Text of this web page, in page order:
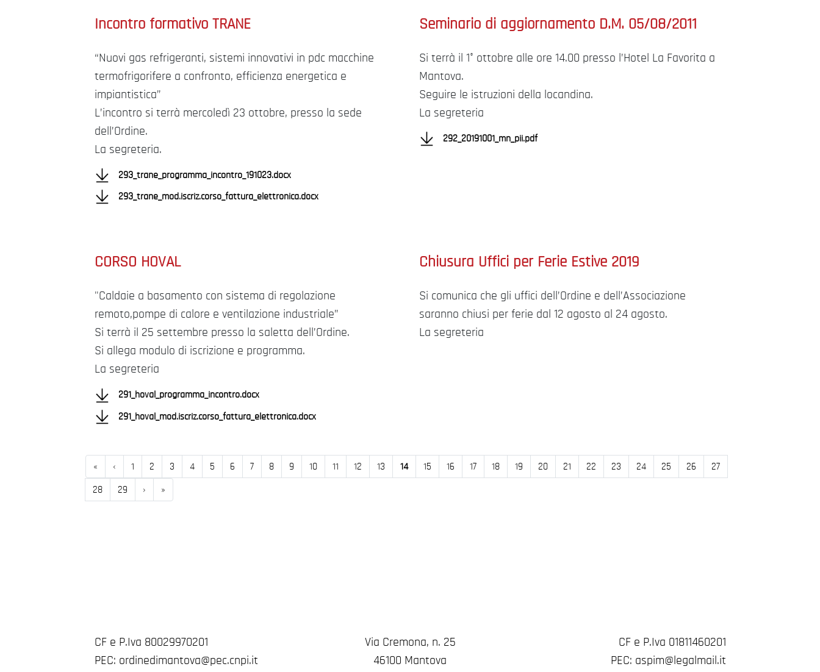
Incontro formativo TRANE
“Nuovi gas refrigeranti, sistemi innovativi in pdc macchine
termofrigorifere a confronto, efficienza energetica e
impiantistica”
L’incontro si terrà mercoledì 23 ottobre, presso la sede
dell’Ordine.
La segreteria.
293_trane_programma_incontro_191023.docx
293_trane_mod.iscriz.corso_fattura_elettronica.docx
Seminario di aggiornamento D.M. 05/08/2011
Si terrà il 1° ottobre alle ore 14.00 presso l’Hotel La Favorita a
Mantova.
Seguire le istruzioni della locandina.
La segreteria
292_20191001_mn_pii.pdf
CORSO HOVAL
"Caldaie a basamento con sistema di regolazione
remoto,pompe di calore e ventilazione industriale”
Si terrà il 25 settembre presso la saletta dell’Ordine.
Si allega modulo di iscrizione e programma.
La segreteria
291_hoval_programma_incontro.docx
291_hoval_mod.iscriz.corso_fattura_elettronica.docx
Chiusura Uffici per Ferie Estive 2019
Si comunica che gli uffici dell’Ordine e dell’Associazione
saranno chiusi per ferie dal 12 agosto al 24 agosto.
La segreteria
«Inizio‹Precedente
1 2 3 4 5 6 7 8 9 10 11 12 13 14 15 16 17 18 19 20 21 22 23 24 25 26 27
28 29 ›Successivo
»Fine
CF e P.Iva 80029970201
PEC: ordinedimantova@pec.cnpi.it
Via Cremona, n. 25
46100 Mantova
CF e P.Iva 01811460201
PEC: aspim@legalmail.it